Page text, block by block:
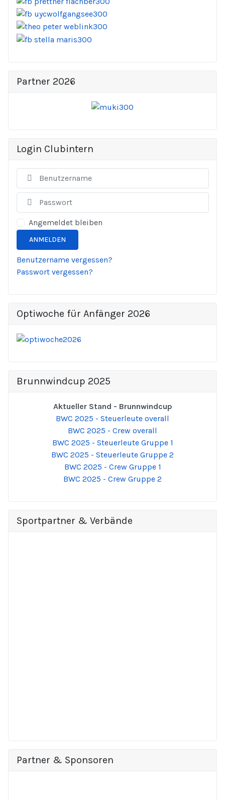
Partner 2026
Login Clubintern
Angemeldet bleiben
ANMELDEN
Benutzername vergessen?
Passwort vergessen?
Optiwoche für Anfänger 2026
Brunnwindcup 2025
Aktueller Stand - Brunnwindcup
BWC 2025 - Steuerleute overall
BWC 2025 - Crew overall
BWC 2025 - Steuerleute Gruppe 1
BWC 2025 - Steuerleute Gruppe 2
BWC 2025 - Crew Gruppe 1
BWC 2025 - Crew Gruppe 2
Sportpartner & Verbände
Partner & Sponsoren